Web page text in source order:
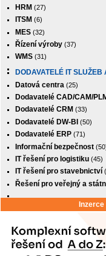
HRM (27)
ITSM (6)
MES (32)
Řízení výroby (37)
WMS (31)
DODAVATELÉ IT SLUŽEB
Datová centra (25)
Dodavatelé CAD/CAM/
Dodavatelé CRM (33)
Dodavatelé DW-BI (50)
Dodavatelé ERP (71)
Informační bezpečnost
IT řešení pro logistiku (45)
IT řešení pro stavebnictví
Řešení pro veřejný a
Inzerce